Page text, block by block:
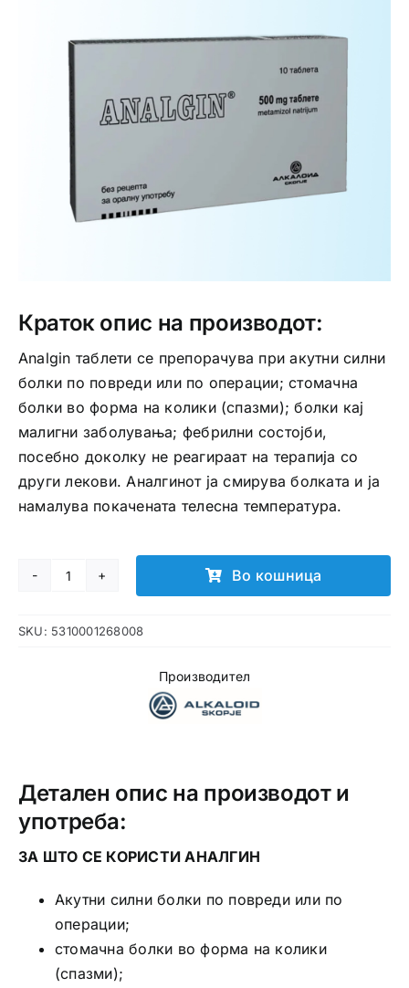
Медицински апрати
Нега на кожа
Краток опис на производот:
Analgin таблети се препорачува при акутни силни
болки по повреди или по операции; стомачна
болки во форма на колики (спазми); болки кај
малигни заболувања; фебрилни состојби,
посебно доколку не реагираат на терапија со
други лекови. Аналгинот ја смирува болката и ја
намалува покачената телесна температура.
Analgin
количина
Во кошница
SKU: 5310001268008
Производител
Детален опис на производот и
употреба:
ЗА ШТО СЕ КОРИСТИ АНАЛГИН
Aкутни силни болки по повреди или по
операции;
стомачна болки во форма на колики
(спазми);